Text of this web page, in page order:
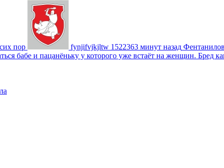
пор fynjifvjkjltw 1522363 минут назад
бабе и пацанёньку у которого уже встаёт на женщин. Бред